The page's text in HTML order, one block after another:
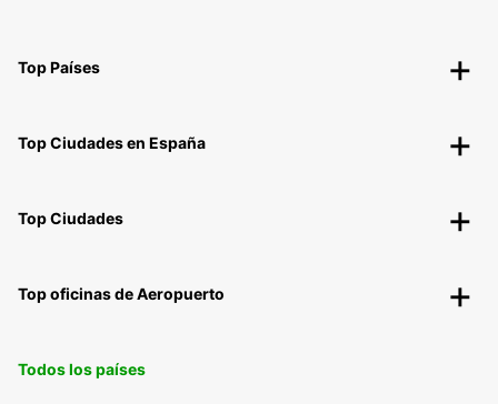
Top Países
Top Ciudades en España
Top Ciudades
Top oficinas de Aeropuerto
Todos los países